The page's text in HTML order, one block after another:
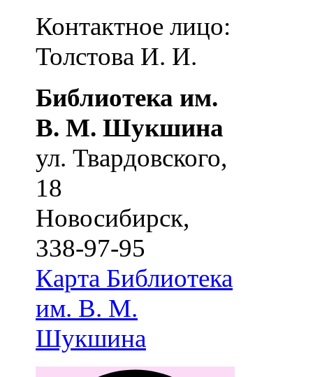
Контактное лицо:
Толстова И. И.
Библиотека им.
В. М. Шукшина
ул. Твардовского,
18
Новосибирск,
338-97-95
Карта Библиотека
им. В. М.
Шукшина